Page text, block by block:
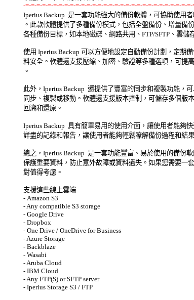
-=-=-=-=-=-=-=-=-=-=-=-=-=-=-=-=-=-=-=-=-=-=-=-=-=-=-=-=-=-
Iperius Backup  是一套功能強大的備份軟體，可協助使用
。此款軟體提供了多種備份模式，包括全盤備份、增量備
各種備份目標，如本地磁碟、網路共用、FTP/SFTP、雲儲
使用 Iperius Backup 可以方便地設定自動備份計劃，定期
料安全。軟體還支援壓縮、加密、驗證等多種選項，可提
。
此外，Iperius Backup  還提供了豐富的同步和複製功能，
同步、複製或移動。軟體還支援版本控制，可儲存多個版
回溯和還原。
Iperius Backup  具有簡單易用的使用介面，讓使用者能夠
詳盡的記錄和報告，讓使用者能夠輕鬆瞭解備份過程和結果
總之，Iperius Backup  是一套功能豐富、易於使用的備份
保護重要資料，防止意外故障或資料遺失。如果您需要一
對值得考慮。
支援這些線上雲端
- Amazon S3
- Any compatible S3 storage
- Google Drive
- Dropbox
- One Drive / OneDrive for Business
- Azure Storage
- Backblaze
- Wasabi
- Aruba Cloud
- IBM Cloud
- Any FTP(S) or SFTP server
- Iperius Storage S3 / FTP